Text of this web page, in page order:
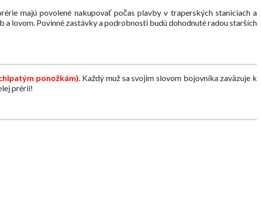
majú povolené nakupovať počas plavby v traperských staniciach a
a lovom. Povinné zastávky a podrobnosti budú dohodnuté radou starších
ponožkám). Každý muž sa svojim slovom bojovníka zaväzuje k
prérii!